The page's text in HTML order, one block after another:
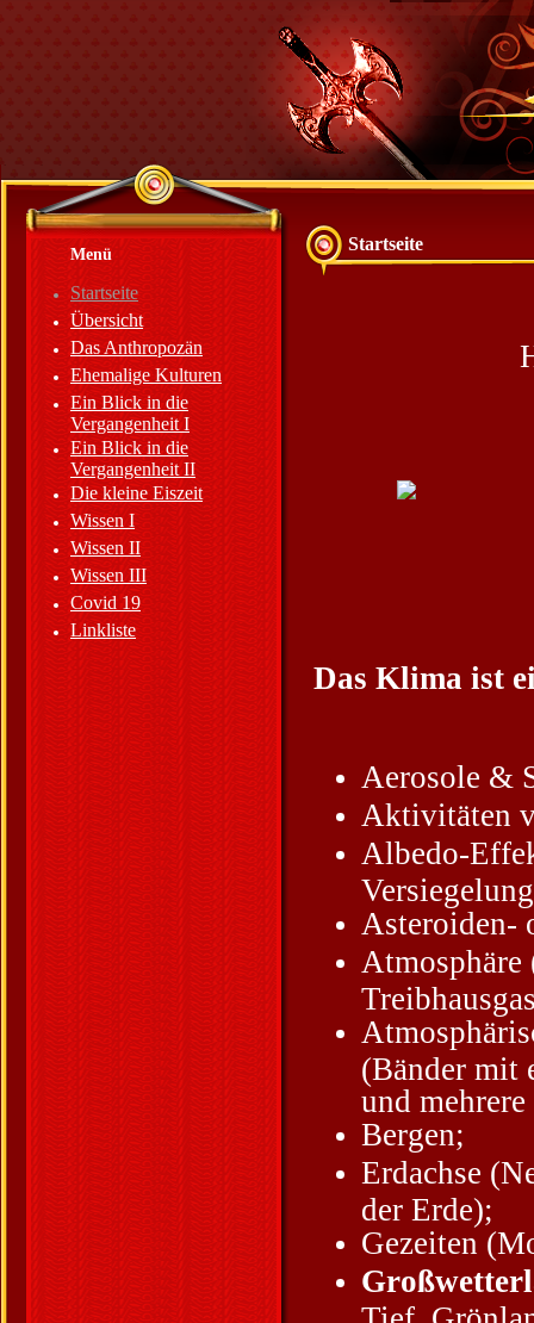
Menü
Startseite
Übersicht
Das Anthropozän
Ehemalige Kulturen
Ein Blick in die
Vergangenheit I
Ein Blick in die
Vergangenheit II
Die kleine Eiszeit
Wissen I
Wissen II
Wissen III
Covid 19
Linkliste
Startseite
Das Klima ist
Aerosole &
Aktivitäten
Albedo-
Asteroiden-
Atmosphäre
(Bänder mit
und
Bergen;
Erdachse
der Erde);
Gezeiten
Tief,